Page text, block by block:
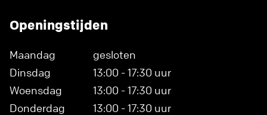
Openingstijden
Maandag
gesloten
Dinsdag
13:00 - 17:30 uur
Woensdag
13:00 - 17:30 uur
Donderdag
13:00 - 17:30 uur